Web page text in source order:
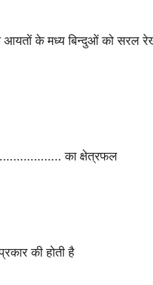
के मध्य बिन्दुओं को सरल रेखा
का क्षेत्रफल
की होती है